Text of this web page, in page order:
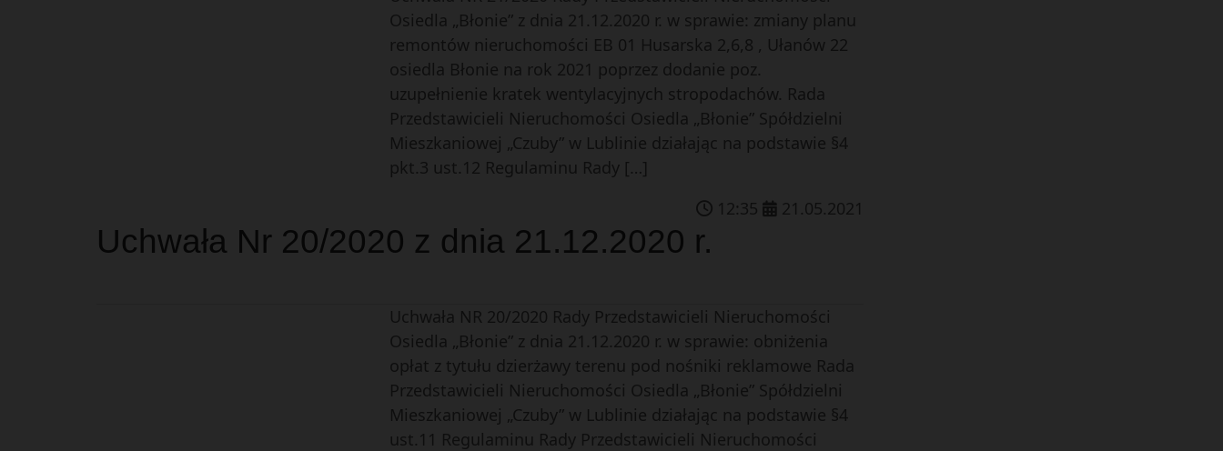
Osiedla „Błonie” z dnia 21.12.2020 r. w sprawie: zmiany planu
remontów nieruchomości EB 01 Husarska 2,6,8 , Ułanów 22
osiedla Błonie na rok 2021 poprzez dodanie poz.
uzupełnienie kratek wentylacyjnych stropodachów. Rada
Przedstawicieli Nieruchomości Osiedla „Błonie” Spółdzielni
Mieszkaniowej „Czuby” w Lublinie działając na podstawie §4
pkt.3 ust.12 Regulaminu Rady […]
12:35 21 .05.2021
Uchwała Nr 20/2020 z dnia 21.12.2020 r.
Uchwała NR 20/2020 Rady Przedstawicieli Nieruchomości
Osiedla „Błonie” z dnia 21.12.2020 r. w sprawie: obniżenia
opłat z tytułu dzierżawy terenu pod nośniki reklamowe Rada
Przedstawicieli Nieruchomości Osiedla „Błonie” Spółdzielni
Mieszkaniowej „Czuby” w Lublinie działając na podstawie §4
ust.11 Regulaminu Rady Przedstawicieli Nieruchomości